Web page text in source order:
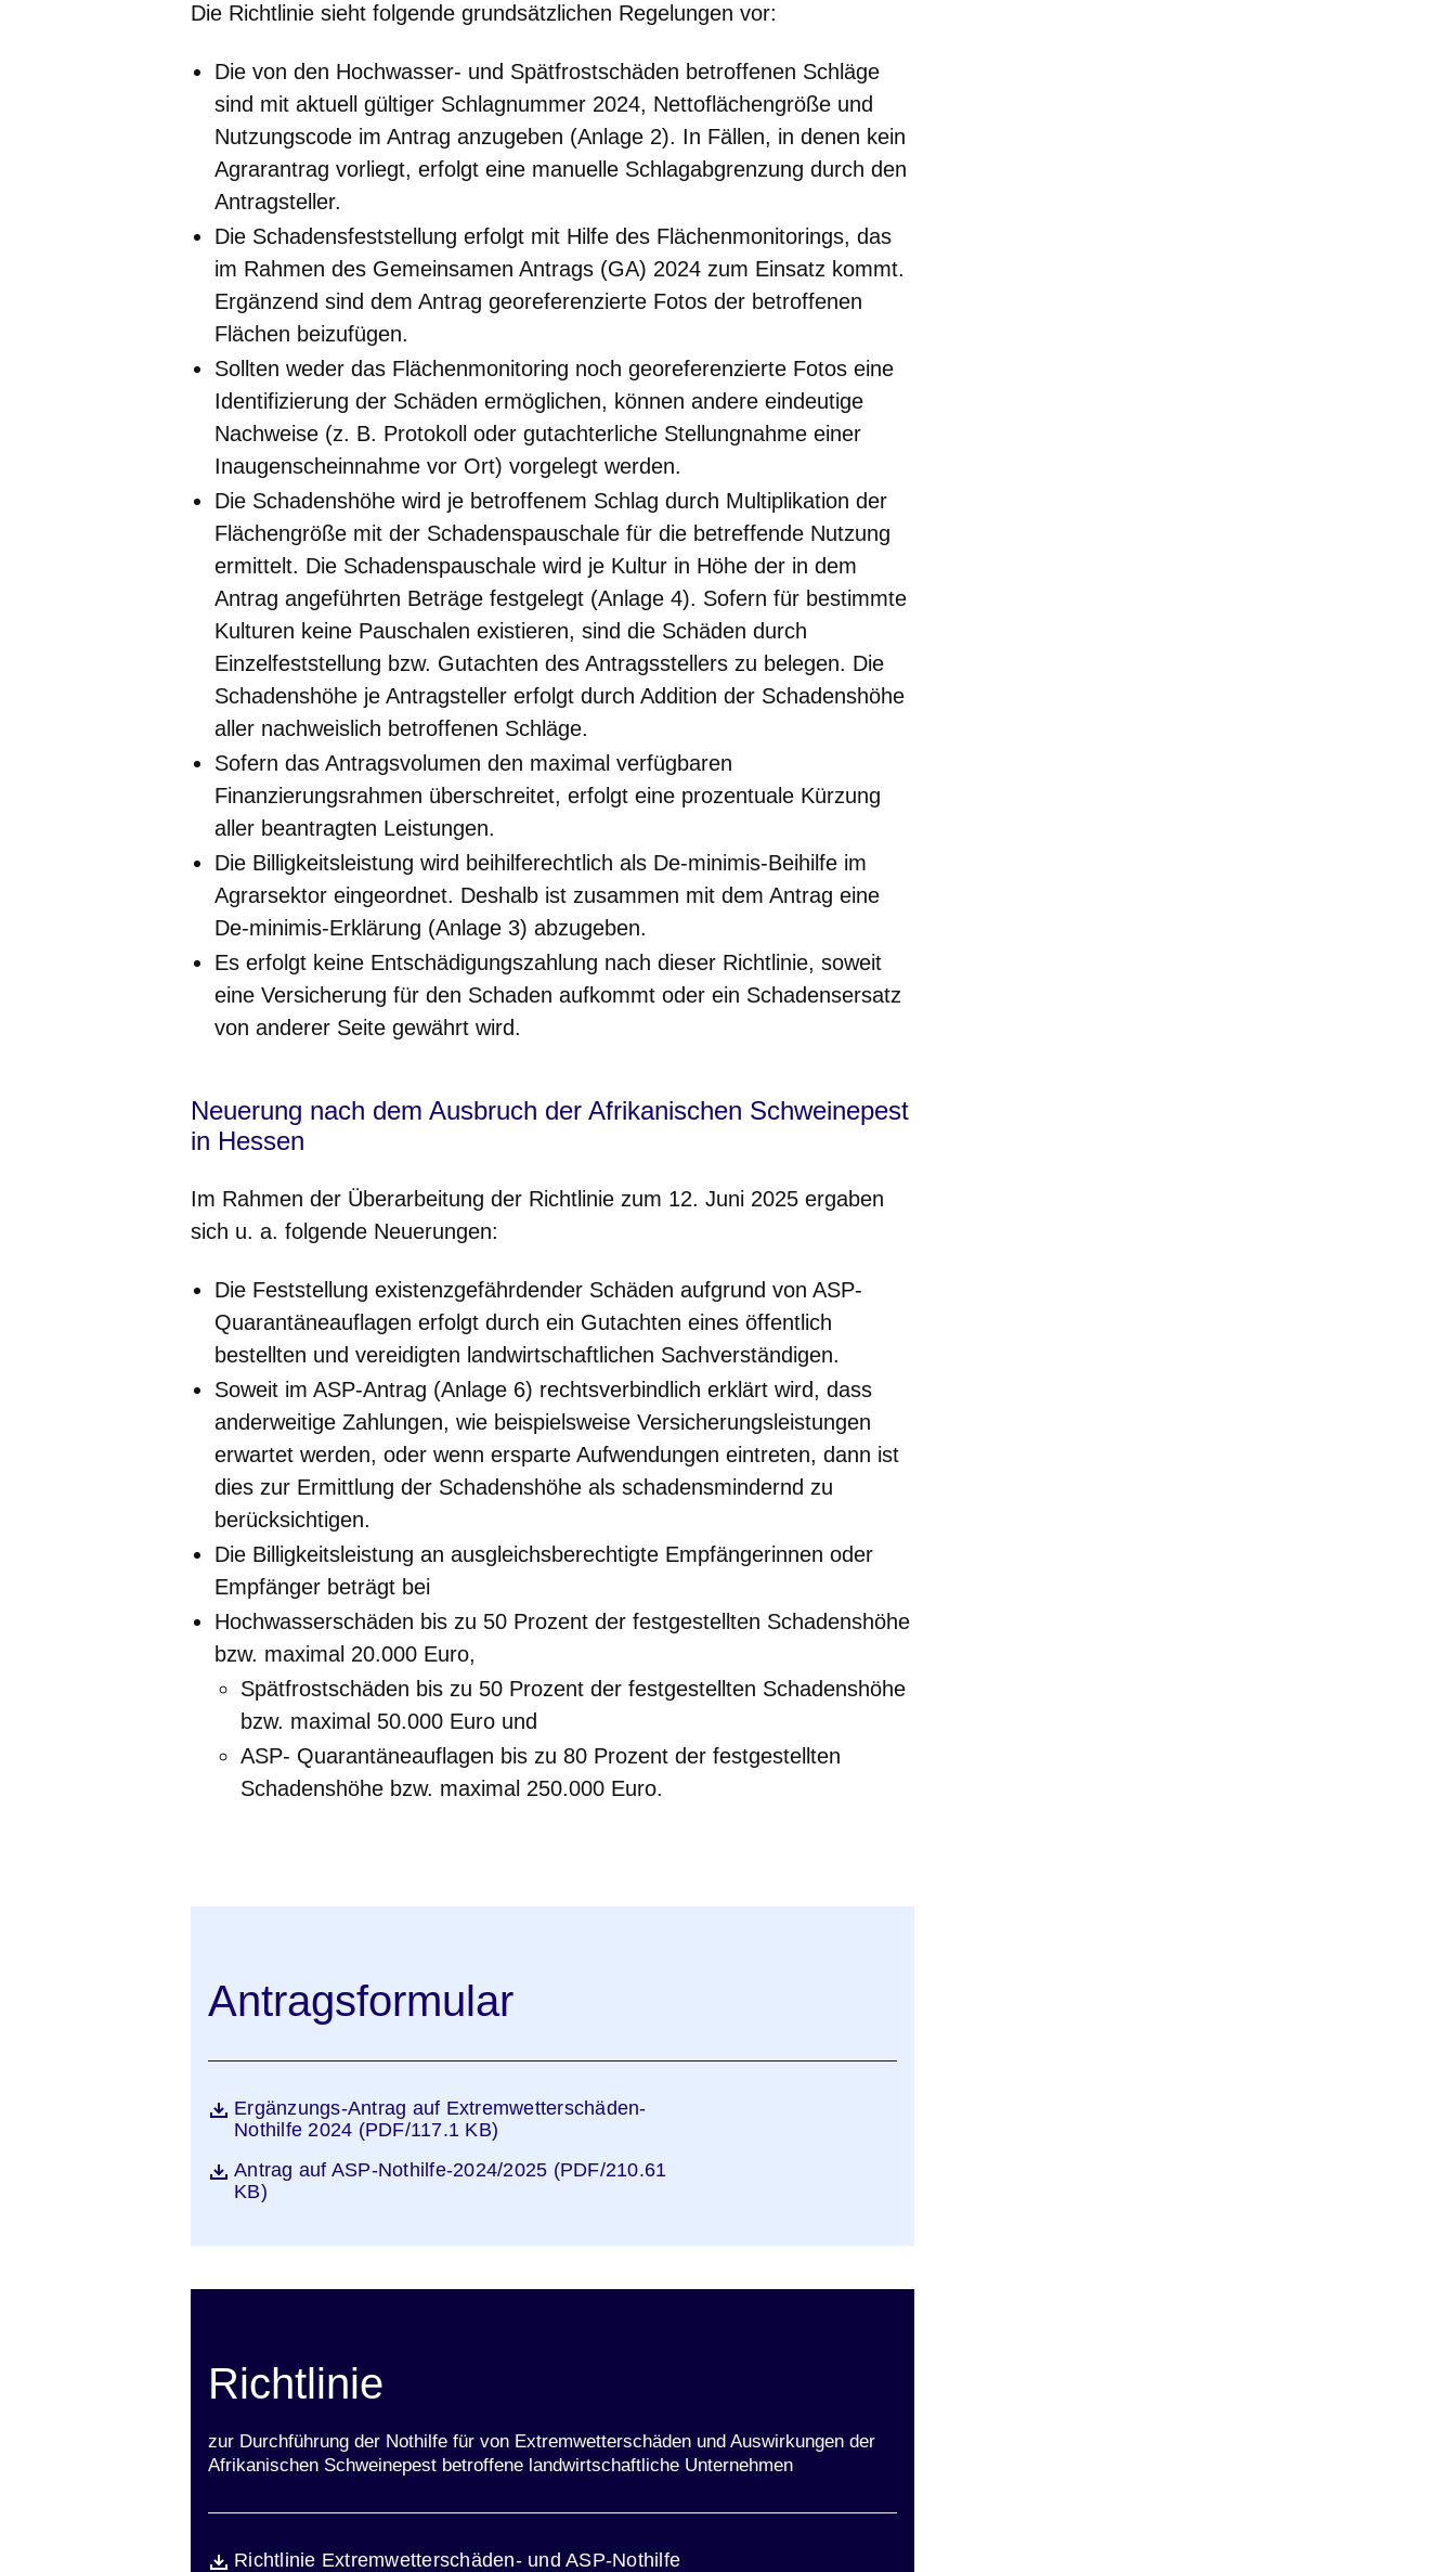
Die Richtlinie sieht folgende grundsätzlichen Regelungen vor:
Die von den Hochwasser- und Spätfrostschäden betroffenen Schläge
sind mit aktuell gültiger Schlagnummer 2024, Nettoflächengröße und
Nutzungscode im Antrag anzugeben (Anlage 2). In Fällen, in denen kein
Agrarantrag vorliegt, erfolgt eine manuelle Schlagabgrenzung durch den
Antragsteller.
Die Schadensfeststellung erfolgt mit Hilfe des Flächenmonitorings, das
im Rahmen des Gemeinsamen Antrags (GA) 2024 zum Einsatz kommt.
Ergänzend sind dem Antrag georeferenzierte Fotos der betroffenen
Flächen beizufügen.
Sollten weder das Flächenmonitoring noch georeferenzierte Fotos eine
Identifizierung der Schäden ermöglichen, können andere eindeutige
Nachweise (z. B. Protokoll oder gutachterliche Stellungnahme einer
Inaugenscheinnahme vor Ort) vorgelegt werden.
Die Schadenshöhe wird je betroffenem Schlag durch Multiplikation der
Flächengröße mit der Schadenspauschale für die betreffende Nutzung
ermittelt. Die Schadenspauschale wird je Kultur in Höhe der in dem
Antrag angeführten Beträge festgelegt (Anlage 4). Sofern für bestimmte
Kulturen keine Pauschalen existieren, sind die Schäden durch
Einzelfeststellung bzw. Gutachten des Antragsstellers zu belegen. Die
Schadenshöhe je Antragsteller erfolgt durch Addition der Schadenshöhe
aller nachweislich betroffenen Schläge.
Sofern das Antragsvolumen den maximal verfügbaren
Finanzierungsrahmen überschreitet, erfolgt eine prozentuale Kürzung
aller beantragten Leistungen.
Die Billigkeitsleistung wird beihilferechtlich als De-minimis-Beihilfe im
Agrarsektor eingeordnet. Deshalb ist zusammen mit dem Antrag eine
De-minimis-Erklärung (Anlage 3) abzugeben.
Es erfolgt keine Entschädigungszahlung nach dieser Richtlinie, soweit
eine Versicherung für den Schaden aufkommt oder ein Schadensersatz
von anderer Seite gewährt wird.
Neuerung nach dem Ausbruch der Afrikanischen Schweinepest
in Hessen
Im Rahmen der Überarbeitung der Richtlinie zum 12. Juni 2025 ergaben
sich u. a. folgende Neuerungen:
Die Feststellung existenzgefährdender Schäden aufgrund von ASP-
Quarantäneauflagen erfolgt durch ein Gutachten eines öffentlich
bestellten und vereidigten landwirtschaftlichen Sachverständigen.
Soweit im ASP-Antrag (Anlage 6) rechtsverbindlich erklärt wird, dass
anderweitige Zahlungen, wie beispielsweise Versicherungsleistungen
erwartet werden, oder wenn ersparte Aufwendungen eintreten, dann ist
dies zur Ermittlung der Schadenshöhe als schadensmindernd zu
berücksichtigen.
Die Billigkeitsleistung an ausgleichsberechtigte Empfängerinnen oder
Empfänger beträgt bei
Hochwasserschäden bis zu 50 Prozent der festgestellten Schadenshöhe
bzw. maximal 20.000 Euro,
Spätfrostschäden bis zu 50 Prozent der festgestellten Schadenshöhe
bzw. maximal 50.000 Euro und
ASP- Quarantäneauflagen bis zu 80 Prozent der festgestellten
Schadenshöhe bzw. maximal 250.000 Euro.
Antragsformular
DateiErgänzungs-Antrag auf Extremwetterschäden-
Nothilfe 2024 (PDF/117.1 KB)
Öffnet sich in einem neuen Fenster
DateiAntrag auf ASP-Nothilfe-2024/2025 (PDF/210.61
KB)
Öffnet sich in einem neuen Fenster
Richtlinie
zur Durchführung der Nothilfe für von Extremwetterschäden und Auswirkungen der
Afrikanischen Schweinepest betroffene landwirtschaftliche Unternehmen
DateiRichtlinie Extremwetterschäden- und ASP-Nothilfe
Öffnet sich in einem neuen Fenster